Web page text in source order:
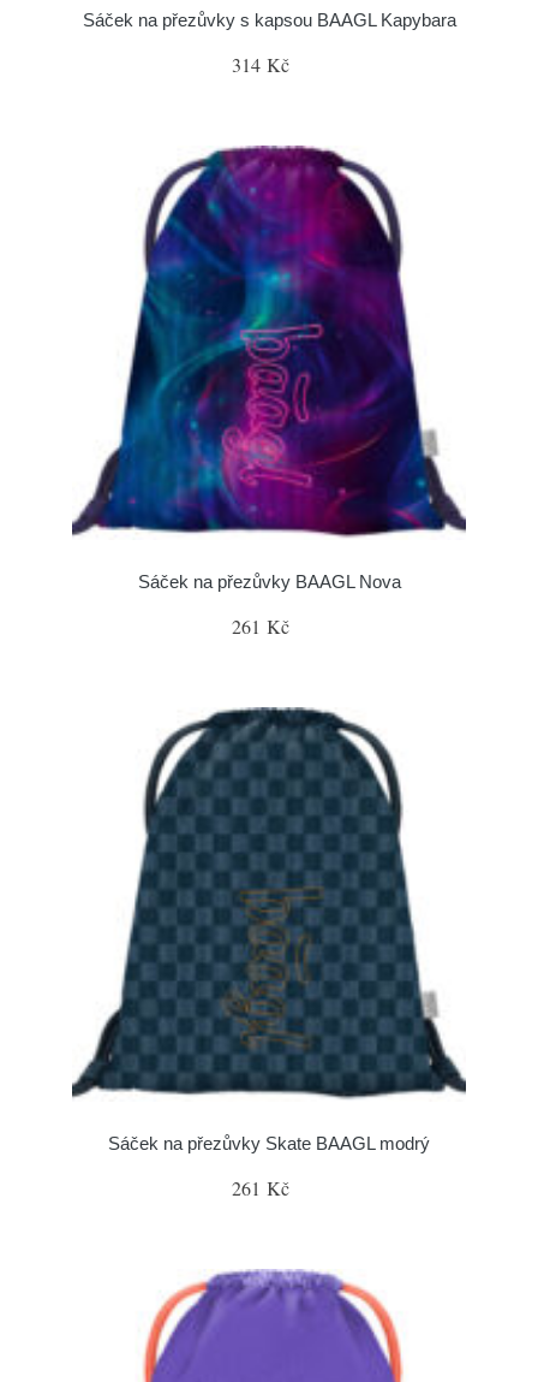
Sáček na přezůvky s kapsou BAAGL Kapybara
314 Kč
Sáček na přezůvky BAAGL Nova
261 Kč
Sáček na přezůvky Skate BAAGL modrý
261 Kč